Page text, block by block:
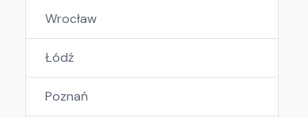
Wrocław
Łódź
Poznań